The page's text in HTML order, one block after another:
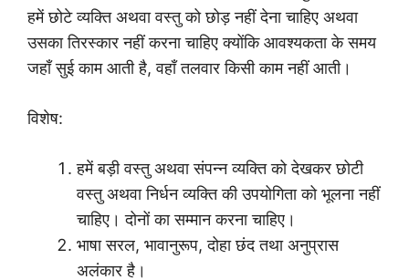
हमें छोटे व्यक्ति अथवा वस्तु को छोड़ नहीं देना चाहिए अथवा
उसका तिरस्कार नहीं करना चाहिए क्योंकि आवश्यकता के समय
जहाँ सुई काम आती है, वहाँ तलवार किसी काम नहीं आती।
विशेष:
हमें बड़ी वस्तु अथवा संपन्न व्यक्ति को देखकर छोटी
वस्तु अथवा निर्धन व्यक्ति की उपयोगिता को भूलना नहीं
चाहिए। दोनों का सम्मान करना चाहिए।
भाषा सरल, भावानुरूप, दोहा छंद तथा अनुप्रास
अलंकार है।